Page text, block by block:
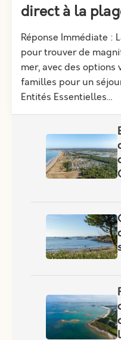
direct à la
Réponse Immédiate :
pour trouver de
mer, avec des
familles pour un
Entités Essentielles…